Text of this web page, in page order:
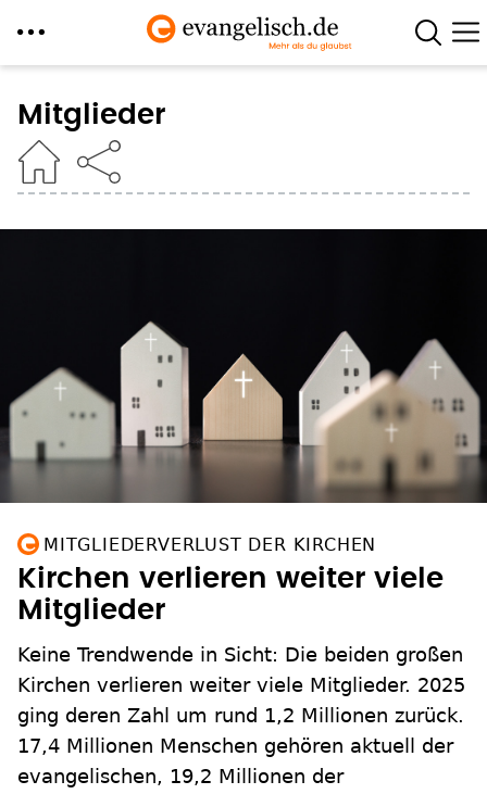
zum
Inhalt
Mitglieder
MITGLIEDERVERLUST DER KIRCHEN
Kirchen verlieren weiter viele
Mitglieder
Keine Trendwende in Sicht: Die beiden großen
Kirchen verlieren weiter viele Mitglieder. 2025
ging deren Zahl um rund 1,2 Millionen zurück.
17,4 Millionen Menschen gehören aktuell der
evangelischen, 19,2 Millionen der